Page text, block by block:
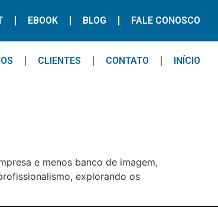
EBOOK BLOG FALE CONOSCO
CLIENTES CONTATO INÍCIO
e menos banco de imagem,
explorando os